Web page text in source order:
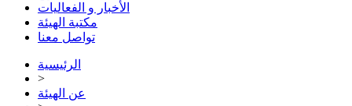
الأخبار و الفعاليات
مكتبة الهيئة
تواصل معنا
الرئيسية
>
عن الهيئة